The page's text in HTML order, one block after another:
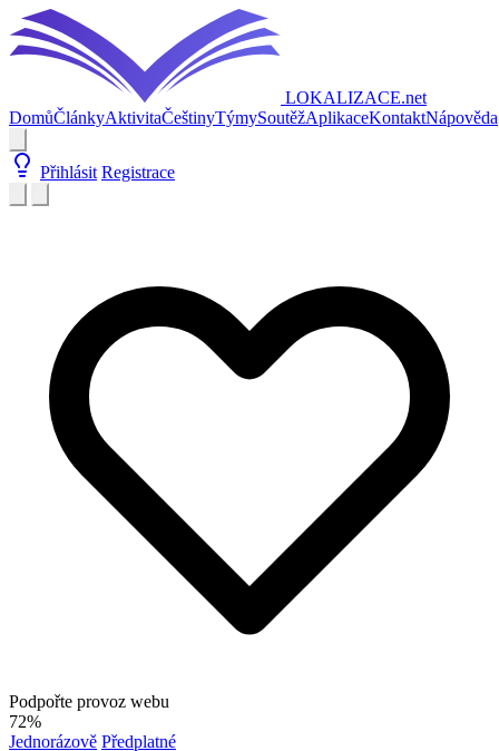
LOKALIZACE.net
DomůČlánkyAktivitaČeštinyTýmySoutěžAplikaceKontaktNápověda
Přihlásit Registrace
Podpořte provoz webu
72%
Jednorázově Předplatné